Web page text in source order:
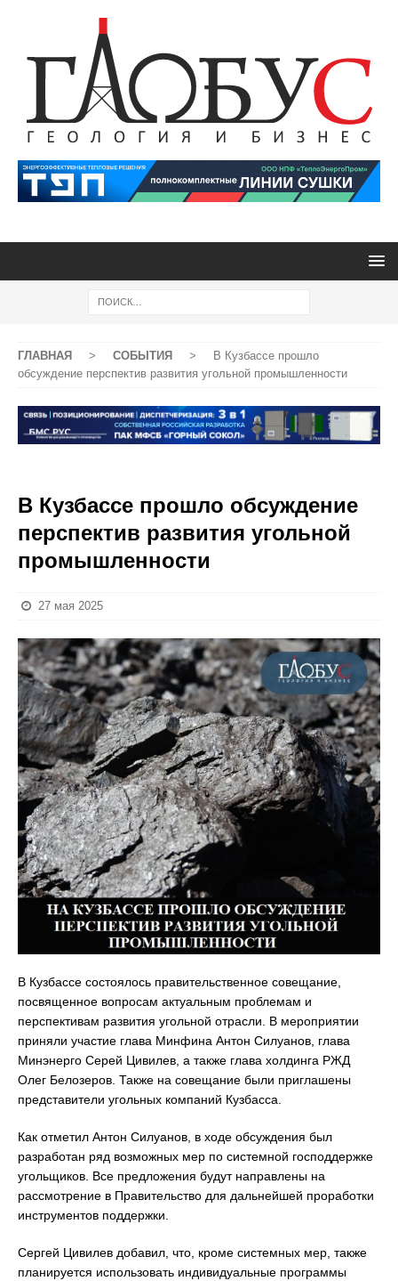
ГЛАВНАЯ > СОБЫТИЯ >
В Кузбассе прошло
обсуждение перспектив развития угольной промышленности
В Кузбассе прошло обсуждение
перспектив развития угольной
промышленности
27 мая 2025
В Кузбассе состоялось правительственное совещание,
посвященное вопросам актуальным проблемам и
перспективам развития угольной отрасли. В мероприятии
приняли участие глава Минфина Антон Силуанов, глава
Минэнерго Серей Цивилев, а также глава холдинга РЖД
Олег Белозеров. Также на совещание были приглашены
представители угольных компаний Кузбасса.
Как отметил Антон Силуанов, в ходе обсуждения был
разработан ряд возможных мер по системной господдержке
угольщиков. Все предложения будут направлены на
рассмотрение в Правительство для дальнейшей проработки
инструментов поддержки.
Сергей Цивилев добавил, что, кроме системных мер, также
планируется использовать индивидуальные программы